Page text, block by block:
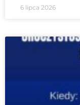
6 lipca 2026